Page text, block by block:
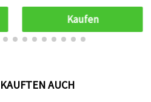
Kaufen
AUCH